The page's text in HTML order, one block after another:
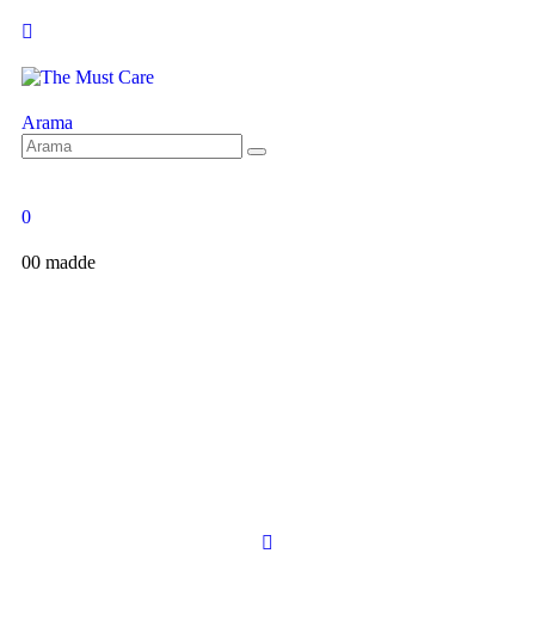
Arama
0
00 madde